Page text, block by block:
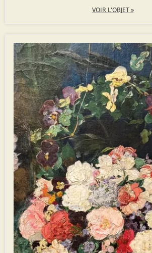
VOIR L'OBJET »